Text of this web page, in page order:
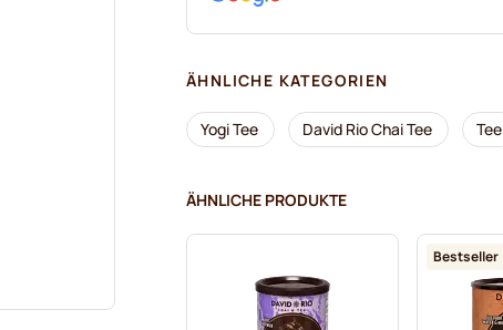
ÄHNLICHE KATEGORIEN
Yogi Tee David Rio Chai Tee Tee
ÄHNLICHE PRODUKTE
Bestseller